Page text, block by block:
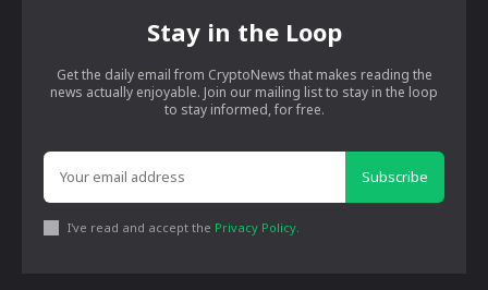
Stay in the Loop
Get the daily email from CryptoNews that makes reading the
news actually enjoyable. Join our mailing list to stay in the loop
to stay informed, for free.
Subscribe
I've read and accept the Privacy Policy.